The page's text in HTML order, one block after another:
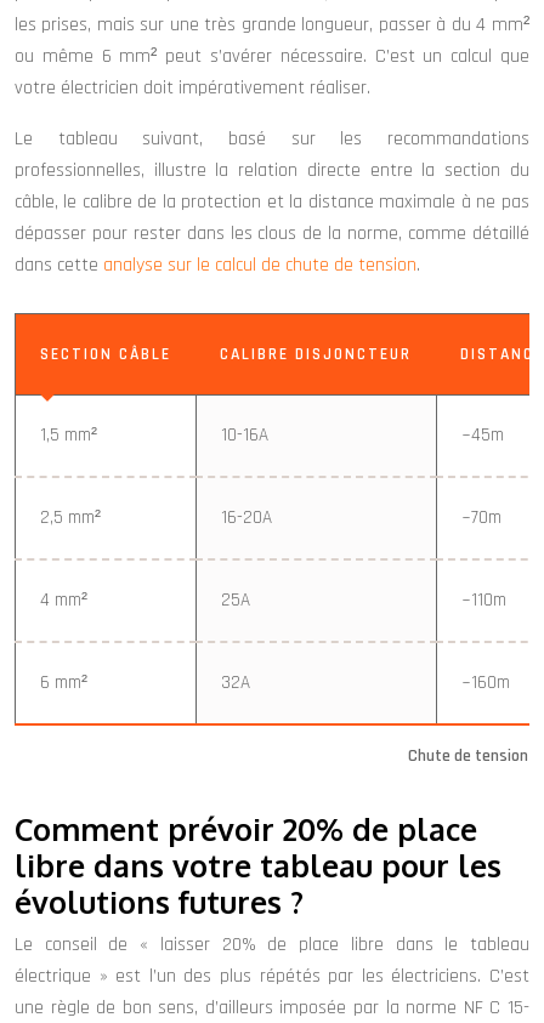
les prises, mais sur une très grande longueur, passer à du 4 mm²
ou même 6 mm² peut s’avérer nécessaire. C’est un calcul que
votre électricien doit impérativement réaliser.
Le tableau suivant, basé sur les recommandations
professionnelles, illustre la relation directe entre la section du
câble, le calibre de la protection et la distance maximale à ne pas
dépasser pour rester dans les clous de la norme, comme détaillé
dans cette analyse sur le calcul de chute de tension.
Chute de tension
SECTION CÂBLE CALIBRE DISJONCTEUR
1,5 mm² 10-16A ~45m
2,5 mm² 16-20A ~70m
4 mm² 25A ~110m
6 mm² 32A ~160m
Comment prévoir 20% de place
libre dans votre tableau pour les
évolutions futures ?
Le conseil de « laisser 20% de place libre dans le tableau
électrique » est l’un des plus répétés par les électriciens. C’est
une règle de bon sens, d’ailleurs imposée par la norme NF C 15-